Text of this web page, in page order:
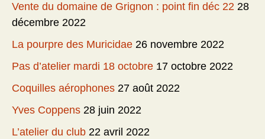
Vente du domaine de Grignon : point fin déc 22 28
décembre 2022
La pourpre des Muricidae 26 novembre 2022
Pas d’atelier mardi 18 octobre 17 octobre 2022
Coquilles aérophones 27 août 2022
Yves Coppens 28 juin 2022
L’atelier du club 22 avril 2022